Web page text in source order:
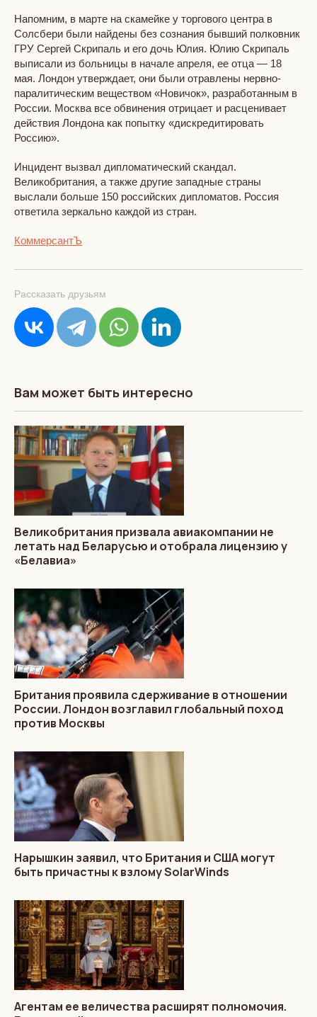
Напомним, в марте на скамейке у торгового центра в
Солсбери были найдены без сознания бывший полковник
ГРУ Сергей Скрипаль и его дочь Юлия. Юлию Скрипаль
выписали из больницы в начале апреля, ее отца — 18
мая. Лондон утверждает, они были отравлены нервно-
паралитическим веществом «Новичок», разработанным в
России. Москва все обвинения отрицает и расценивает
действия Лондона как попытку «дискредитировать
Россию».
Инцидент вызвал дипломатический скандал.
Великобритания, а также другие западные страны
выслали больше 150 российских дипломатов. Россия
ответила зеркально каждой из стран.
КоммерсантЪ
Рассказать друзьям
Вам может быть интересно
Великобритания призвала авиакомпании не
летать над Беларусью и отобрала лицензию у
«Белавиа»
Британия проявила сдерживание в отношении
России. Лондон возглавил глобальный поход
против Москвы
Нарышкин заявил, что Британия и США могут
быть причастны к взлому SolarWinds
Агентам ее величества расширят полномочия.